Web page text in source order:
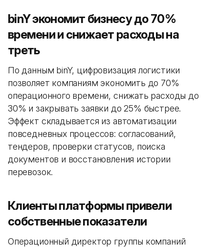
binY экономит бизнесу до 70%
времени и снижает расходы на
треть
По данным binY, цифровизация логистики
позволяет компаниям экономить до 70%
операционного времени, снижать расходы до
30% и закрывать заявки до 25% быстрее.
Эффект складывается из автоматизации
повседневных процессов: согласований,
тендеров, проверки статусов, поиска
документов и восстановления истории
перевозок.
Клиенты платформы привели
собственные показатели
Операционный директор группы компаний